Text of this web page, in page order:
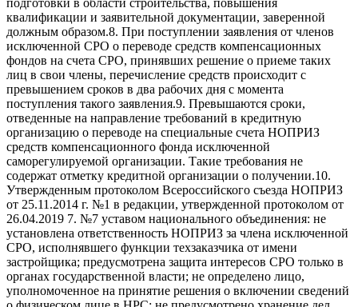
подготовки в области строительства, повышения
квалификации и заявительной документации, заверенной
должным образом.8. При поступлении заявления от членов
исключенной СРО о переводе средств компенсационных
фондов на счета СРО, принявших решение о приеме таких
лиц в свои члены, перечисление средств происходит с
превышением сроков в два рабочих дня с момента
поступления такого заявления.9. Превышаются сроки,
отведенные на направление требований в кредитную
организацию о переводе на специальные счета НОПРИЗ
средств компенсационного фонда исключенной
саморегулируемой организации. Такие требования не
содержат отметку кредитной организации о получении.10.
Утвержденным протоколом Всероссийского съезда НОПРИЗ
от 25.11.2014 г. №1 в редакции, утвержденной протоколом от
26.04.2019 7. №7 уставом национального объединения: не
установлена ответственность НОПРИЗ за члена исключенной
СРО, исполнявшего функции техзаказчика от имени
застройщика; предусмотрена защита интересов СРО только в
органах государственной власти; не определено лицо,
уполномоченное на принятие решения о включении сведений